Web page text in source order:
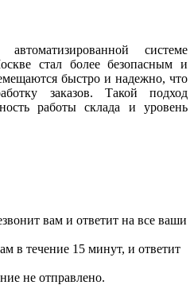
автоматизированной системе
стал более безопасным и
быстро и надежно, что
заказов. Такой подход
работы склада и уровень
вам и ответит на все ваши
в течение 15 минут, и ответит
не отправлено.